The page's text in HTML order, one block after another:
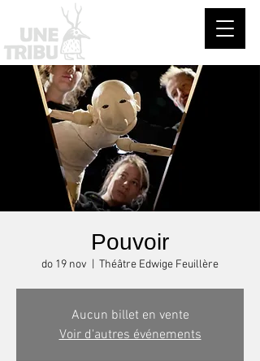
Pouvoir
do 19 nov Théâtre Edwige Feuillère
Aucun billet en vente
Voir d'autres événements